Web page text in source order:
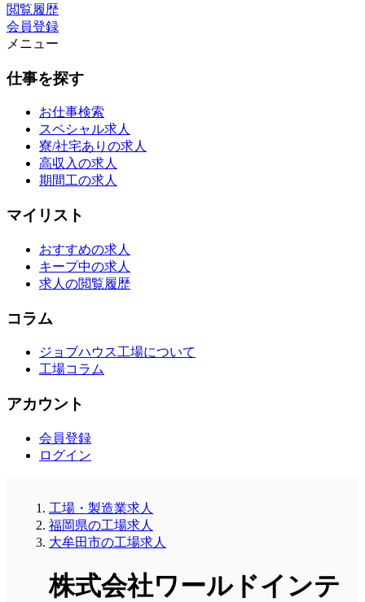
閲覧履歴
会員登録
メニュー
仕事を探す
お仕事検索
スペシャル求人
寮/社宅ありの求人
高収入の求人
期間工の求人
マイリスト
おすすめの求人
キープ中の求人
求人の閲覧履歴
コラム
ジョブハウス工場について
工場コラム
アカウント
会員登録
ログイン
工場・製造業求人
福岡県の工場求人
大牟田市の工場求人
株式会社ワールドインテ